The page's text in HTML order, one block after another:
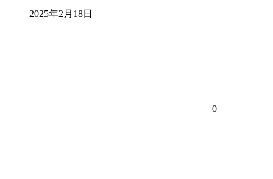
2025年2月18日
0